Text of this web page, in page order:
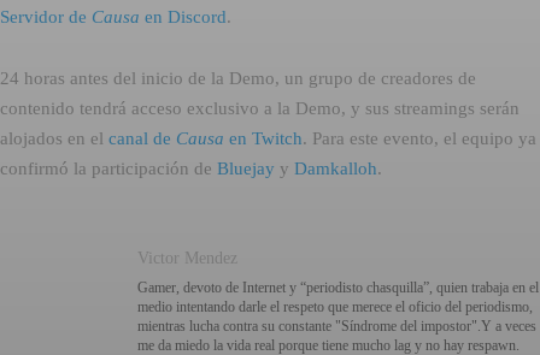
Servidor de Causa en Discord.
24 horas antes del inicio de la Demo, un grupo de creadores de
contenido tendrá acceso exclusivo a la Demo, y sus streamings serán
alojados en el canal de Causa en Twitch. Para este evento, el equipo ya
confirmó la participación de Bluejay y Damkalloh.
Victor Mendez
Gamer, devoto de Internet y “periodisto chasquilla”, quien trabaja en el
medio intentando darle el respeto que merece el oficio del periodismo,
mientras lucha contra su constante "Síndrome del impostor".Y a veces
me da miedo la vida real porque tiene mucho lag y no hay respawn.